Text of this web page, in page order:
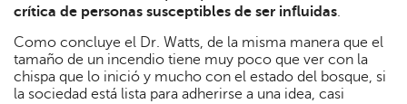
crítica de personas susceptibles de ser influidas.
Como concluye el Dr. Watts, de la misma manera que el
tamaño de un incendio tiene muy poco que ver con la
chispa que lo inició y mucho con el estado del bosque, si
la sociedad está lista para adherirse a una idea, casi